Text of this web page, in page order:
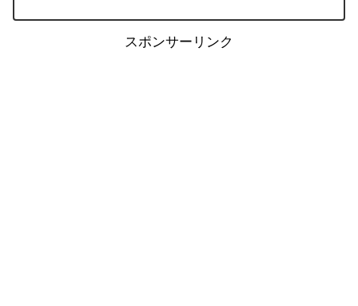
スポンサーリンク